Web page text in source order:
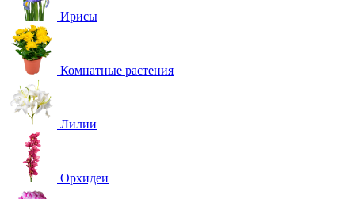
Ирисы
Комнатные растения
Лилии
Орхидеи